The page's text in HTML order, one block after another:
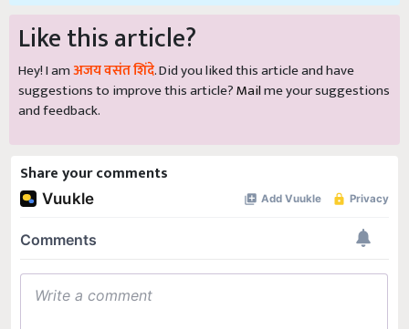
Like this article?
Hey! I amअजय वसंत शिंदे . Did you liked this article and have
suggestions to improve this article?Mailme your suggestions
and feedback.